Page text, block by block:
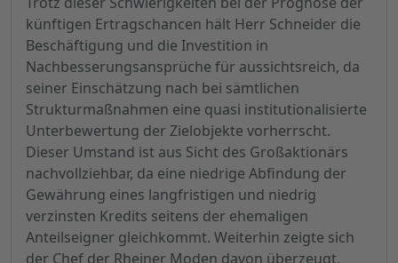
künftigen Ertragschancen hält Herr Schneider die
Beschäftigung und die Investition in
Nachbesserungsansprüche für aussichtsreich, da
seiner Einschätzung nach bei sämtlichen
Strukturmaßnahmen eine quasi institutionalisierte
Unterbewertung der Zielobjekte vorherrscht.
Dieser Umstand ist aus Sicht des Großaktionärs
nachvollziehbar, da eine niedrige Abfindung der
Gewährung eines langfristigen und niedrig
verzinsten Kredits seitens der ehemaligen
Anteilseigner gleichkommt. Weiterhin zeigte sich
der Chef der Rheiner Moden davon überzeugt,